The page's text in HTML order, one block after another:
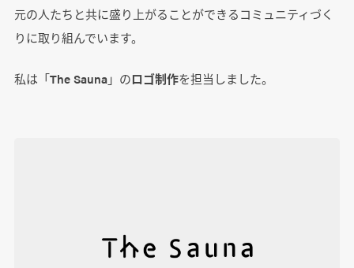
元の人たちと共に盛り上がることができるコミュニティづく
りに取り組んでいます。
私は「The Sauna」のロゴ制作を担当しました。